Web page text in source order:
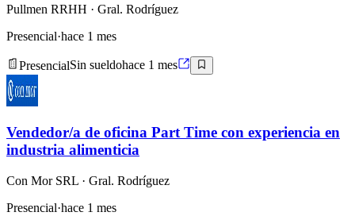
Pullmen RRHH · Gral. Rodríguez
Presencial·hace 1 mes
PresencialSin sueldohace 1 mes
Vendedor/a de oficina Part Time con experiencia en
industria alimenticia
Con Mor SRL · Gral. Rodríguez
Presencial·hace 1 mes